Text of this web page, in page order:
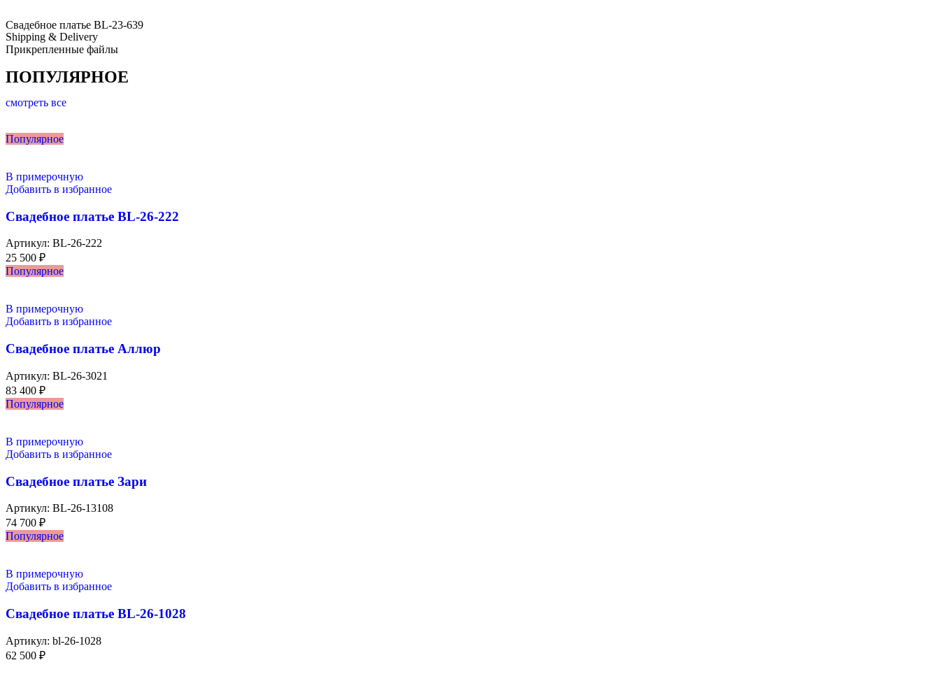
Свадебное платье BL-23-639
Shipping & Delivery
Прикрепленные файлы
ПОПУЛЯРНОЕ
смотреть все
Популярное
В примерочную
Добавить в избранное
Свадебное платье BL-26-222
Артикул: BL-26-222
25 500 ₽
Популярное
В примерочную
Добавить в избранное
Свадебное платье Аллюр
Артикул: BL-26-3021
83 400 ₽
Популярное
В примерочную
Добавить в избранное
Свадебное платье Зари
Артикул: BL-26-13108
74 700 ₽
Популярное
В примерочную
Добавить в избранное
Свадебное платье BL-26-1028
Артикул: bl-26-1028
62 500 ₽